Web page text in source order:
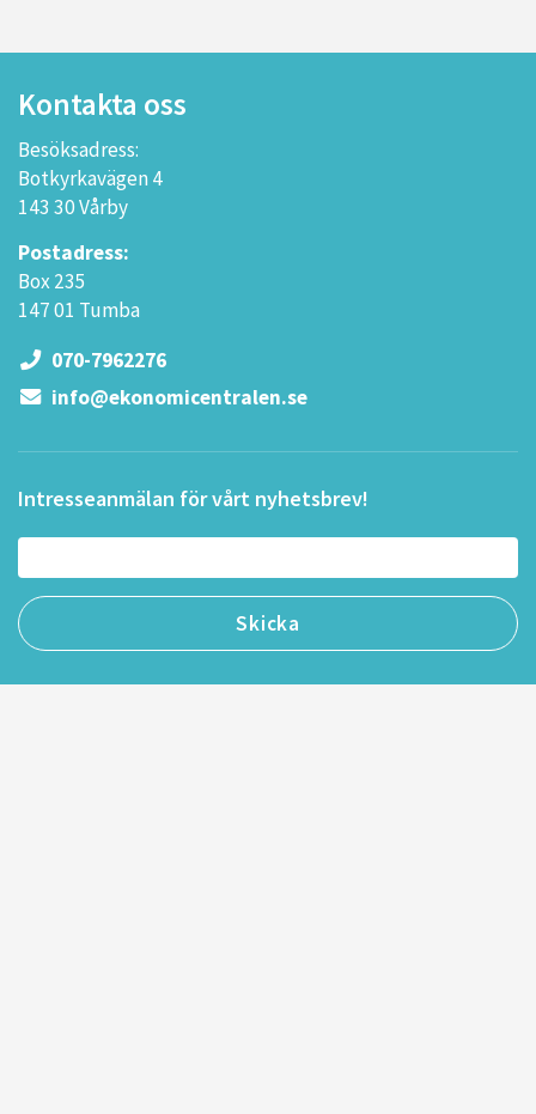
Kontakta oss
Besöksadress:
Botkyrkavägen 4
143 30 Vårby
Postadress:
Box 235
147 01 Tumba
070-7962276
info@ekonomicentralen.se
Intresseanmälan för vårt nyhetsbrev!